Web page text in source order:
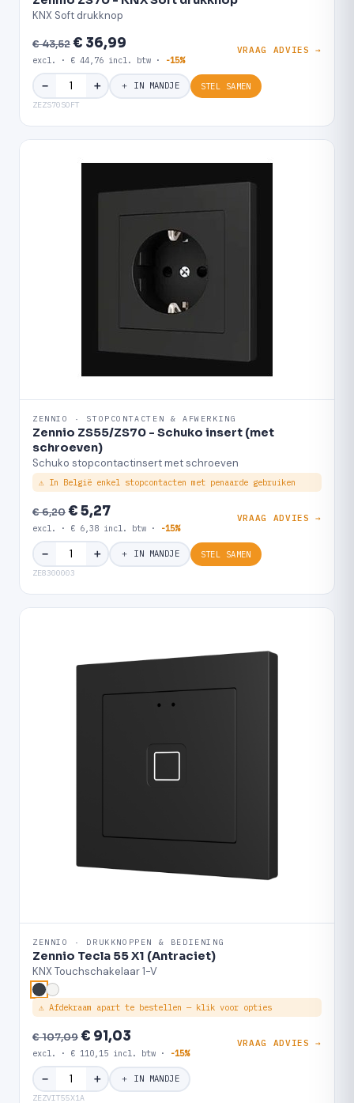
KNX Soft drukknop
€ 43,52€ 36,99
excl. · € 44,76 incl. btw · -15%
VRAAG ADVIES →
− ＋ ＋ IN MANDJE STEL SAMEN
ZEZS70SOFT
ZENNIO · STOPCONTACTEN & AFWERKING
Zennio ZS55/ZS70 - Schuko insert (met
schroeven)
Schuko stopcontactinsert met schroeven
⚠ In België enkel stopcontacten met penaarde gebruiken
€ 6,20€ 5,27
excl. · € 6,38 incl. btw · -15%
VRAAG ADVIES →
− ＋ ＋ IN MANDJE STEL SAMEN
ZE8300003
ZENNIO · DRUKKNOPPEN & BEDIENING
Zennio Tecla 55 X1 (Antraciet)
KNX Touchschakelaar 1-V
⚠ Afdekraam apart te bestellen — klik voor opties
€ 107,09€ 91,03
excl. · € 110,15 incl. btw · -15%
VRAAG ADVIES →
− ＋ ＋ IN MANDJE
ZEZVIT55X1A